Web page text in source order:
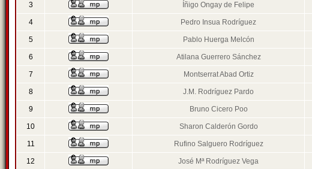
3 Íñigo Ongay de Felipe
4 Pedro Insua Rodríguez
5 Pablo Huerga Melcón
6 Atilana Guerrero Sánchez
7 Montserrat Abad Ortiz
8 J.M. Rodríguez Pardo
9 Bruno Cicero Poo
10 Sharon Calderón Gordo
11 Rufino Salguero Rodríguez
12 José Mª Rodríguez Vega